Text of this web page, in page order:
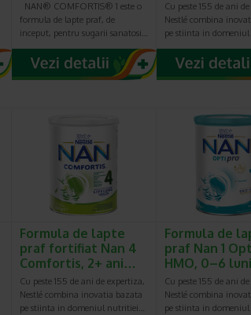
NAN® COMFORTIS® 1 este o
formula de lapte praf, de
inceput, pentru sugarii sanatosi…
Cu peste 155 de ani
Nestlé combina
pe stiinta in
Formula de lapte
praf fortifiat Nan 4
Comfortis, 2+ ani…
Cu peste 155 de ani de expertiza,
Nestlé combina inovatia bazata
pe stiinta in domeniul nutritiei…
Formula de
praf Nan 1
HMO, 0–6
Cu peste 155 de ani
Nestlé combina
pe stiinta in